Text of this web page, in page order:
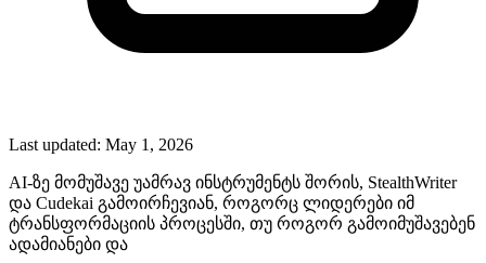
Last updated: May 1, 2026
AI-ზე მომუშავე უამრავ ინსტრუმენტს შორის, StealthWriter
და Cudekai გამოირჩევიან, როგორც ლიდერები იმ
ტრანსფორმაციის პროცესში, თუ როგორ გამოიმუშავებენ
ადამიანები და